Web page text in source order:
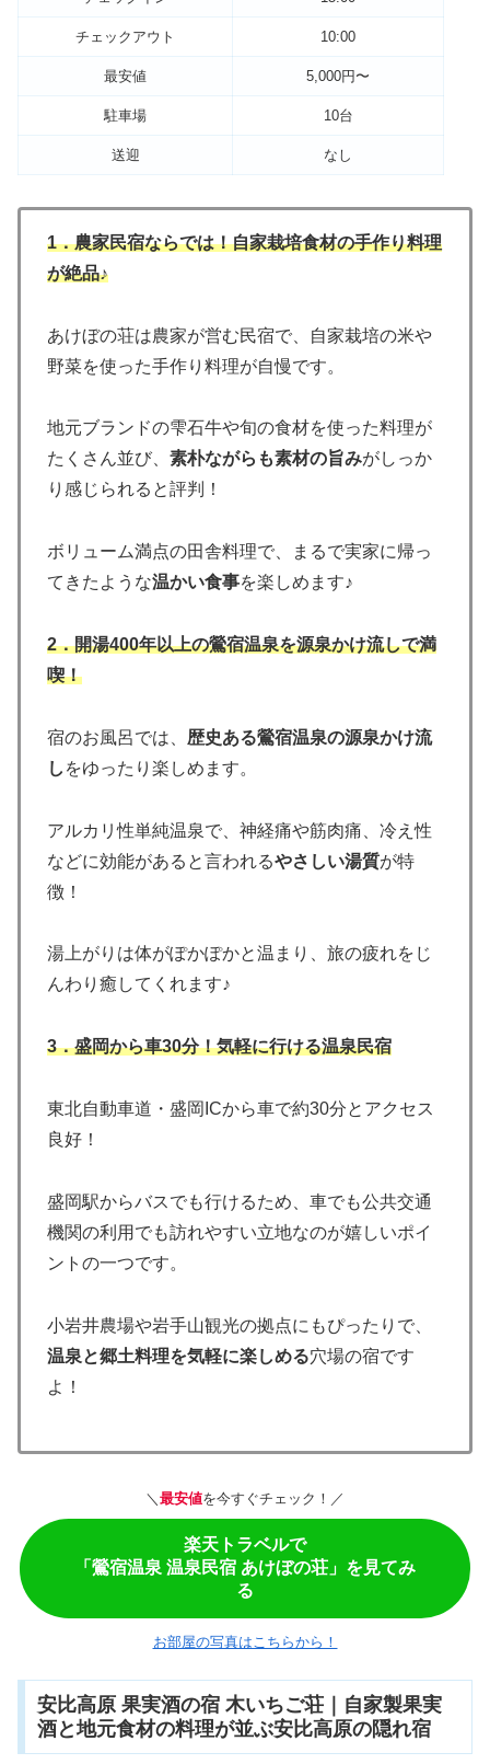
チェックアウト 10:00
最安値 5,000円〜
駐車場 10台
送迎 なし
1．農家民宿ならでは！自家栽培食材の手作り料理
が絶品♪
あけぼの荘は農家が営む民宿で、自家栽培の米や
野菜を使った手作り料理が自慢です。
地元ブランドの雫石牛や旬の食材を使った料理が
たくさん並び、 素朴ながらも素材の旨みがしっか
り感じられると評判！
ボリューム満点の田舎料理で、まるで実家に帰っ
てきたような温かい食事を楽しめます♪
2．開湯400年以上の鶯宿温泉を源泉かけ流しで満
喫！
宿のお風呂では、 歴史ある鶯宿温泉の源泉かけ流
し をゆったり楽しめます。
アルカリ性単純温泉で、神経痛や筋肉痛、冷え性
などに効能があると言われるやさしい湯質が特
徴！
湯上がりは体がぽかぽかと温まり、旅の疲れをじ
んわり癒してくれます♪
3．盛岡から車30分！気軽に行ける温泉民宿
東北自動車道・盛岡ICから車で約30分とアクセス
良好！
盛岡駅からバスでも行けるため、車でも公共交通
機関の利用でも訪れやすい立地なのが嬉しいポイ
ントの一つです。
小岩井農場や岩手山観光の拠点にもぴったりで、
温泉と郷土料理を気軽に楽しめる穴場の宿です
よ！
＼ 最安値を今すぐチェック！／
楽天トラベルで
「鶯宿温泉 温泉民宿 あけぼの荘」を見てみ
る
お部屋の写真はこちらから！
安比高原 果実酒の宿 木いちご荘｜自家製果実
酒と地元食材の料理が並ぶ安比高原の隠れ宿